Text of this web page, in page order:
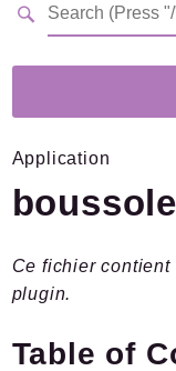
Version4.2.0
Links
Documentation
Forge
Packages
Application
Ce fichier
plugin.
Table of